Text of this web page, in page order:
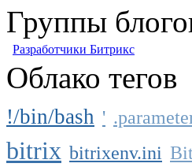
Группы
Разработчики Битрикс
Облако тегов
!/bin/bash '
bitrix bitrixenv.ini